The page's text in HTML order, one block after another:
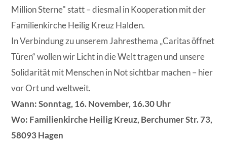
Million Sterne" statt – diesmal in Kooperation mit der
Familienkirche Heilig Kreuz Halden.
In Verbindung zu unserem Jahresthema „Caritas öffnet
Türen“ wollen wir Licht in die Welt tragen und unsere
Solidarität mit Menschen in Not sichtbar machen – hier
vor Ort und weltweit.
Wann: Sonntag, 16. November, 16.30 Uhr
Wo: Familienkirche Heilig Kreuz, Berchumer Str. 73,
58093 Hagen